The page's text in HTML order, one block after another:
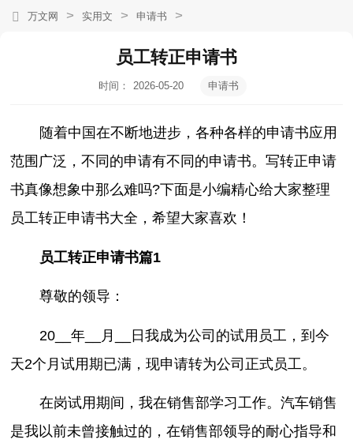
万文网 > 实用文 > 申请书 >
员工转正申请书
时间：
2026-05-20
申请书
随着中国在不断地进步，各种各样的申请书应用
范围广泛，不同的申请有不同的申请书。写转正申请
书真像想象中那么难吗?下面是小编精心给大家整理
员工转正申请书大全，希望大家喜欢！
员工转正申请书篇1
尊敬的领导：
20__年__月__日我成为公司的试用员工，到今
天2个月试用期已满，现申请转为公司正式员工。
在岗试用期间，我在销售部学习工作。汽车销售
是我以前未曾接触过的，在销售部领导的耐心指导和